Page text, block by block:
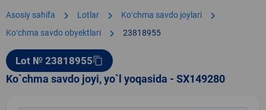
Asosiy sahifa chevron_right Lotlar chevron_right Koʻchma savdo joylari chevron_right
Koʻchma savdo obyektlari chevron_right 23818955
Lot № 23818955content_copy
Ko`chma savdo joyi, yo`l yoqasida - SX149280